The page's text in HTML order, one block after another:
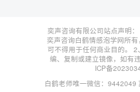
奕声咨询有限公司站点声明
奕声咨询白鹤情感泡学网所
可不得用于任何商业目的。
编、复制或建立镜像，如有
ICP备
白鹤老师唯一微信：9442049